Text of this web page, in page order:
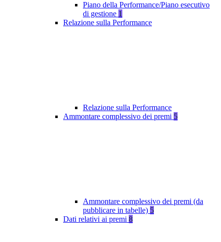
Piano della Performance/Piano esecutivo
di gestione 1
Relazione sulla Performance
Relazione sulla Performance
Ammontare complessivo dei premi 5
Ammontare complessivo dei premi (da
pubblicare in tabelle) 5
Dati relativi ai premi 8